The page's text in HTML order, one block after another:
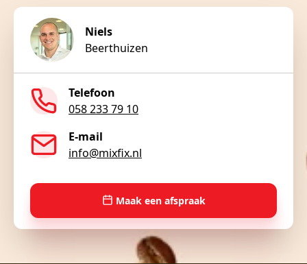
Niels
Beerthuizen
Telefoon
058 233 79 10
E-mail
info@mixfix.nl
Maak een afspraak